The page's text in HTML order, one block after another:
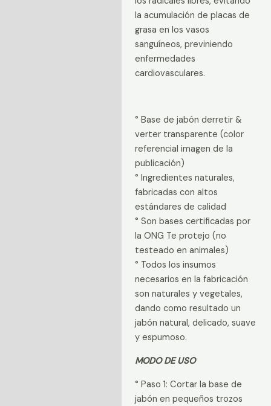
la acumulación de placas de
grasa en los vasos
sanguíneos, previniendo
enfermedades
cardiovasculares.
° Base de jabón derretir &
verter transparente (color
referencial imagen de la
publicación)
° Ingredientes naturales,
fabricadas con altos
estándares de calidad
° Son bases certificadas por
la ONG Te protejo (no
testeado en animales)
° Todos los insumos
necesarios en la fabricación
son naturales y vegetales,
dando como resultado un
jabón natural, delicado, suave
y espumoso.
MODO DE USO
° Paso 1: Cortar la base de
jabón en pequeños trozos